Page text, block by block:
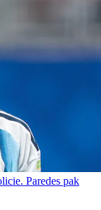
Paredes pak